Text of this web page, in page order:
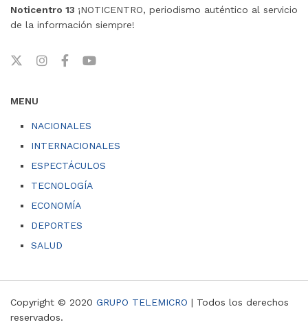
Noticentro 13 ¡NOTICENTRO, periodismo auténtico al servicio
de la información siempre!
MENU
NACIONALES
INTERNACIONALES
ESPECTÁCULOS
TECNOLOGÍA
ECONOMÍA
DEPORTES
SALUD
Copyright © 2020 GRUPO TELEMICRO | Todos los derechos
reservados.